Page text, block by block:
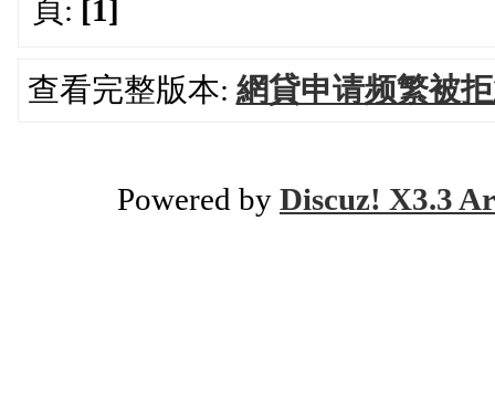
頁: [1]
查看完整版本: 網貸申请频繁被
Powered by Discuz! X3.3